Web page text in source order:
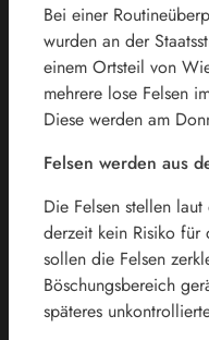
Bei einer
wurden an der
einem Ortsteil von
mehrere lose Felsen
Diese werden am
Felsen werden aus
Die Felsen stellen
derzeit kein Risiko für
sollen die Felsen
Böschungsbereich
späteres